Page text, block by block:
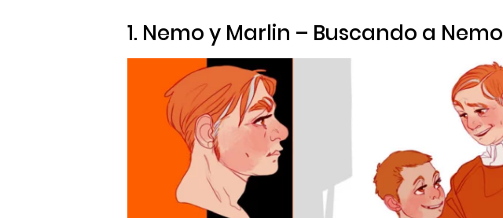
1. Nemo y Marlin – Buscando a Nemo